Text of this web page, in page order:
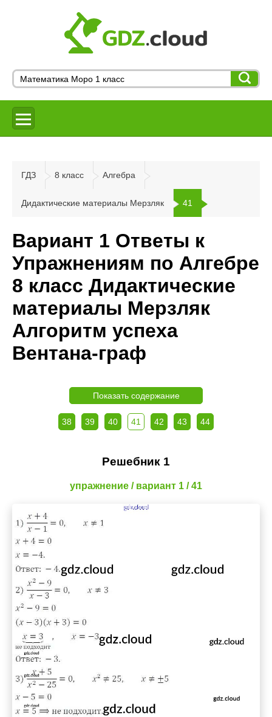
ГДЗ 8 класс Алгебра
Дидактические материалы Мерзляк 41
Вариант 1 Ответы к
Упражнениям по Алгебре
8 класс Дидактические
материалы Мерзляк
Алгоритм успеха
Вентана-граф
Показать содержание
38 39 40 41 42 43 44
Решебник 1
упражнение / вариант 1 / 41